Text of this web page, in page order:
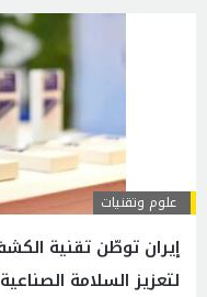
علوم وتقنيات
لتعزيز السلامة الصناعية